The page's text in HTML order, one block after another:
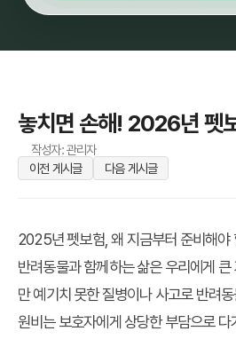
놓치면 손해! 2026년 펫
작성자: 관리자
이전 게시글
다음 게시글
2025년 펫보험, 왜 지금부터 준비해야
반려동물과 함께하는 삶은 우리에게 큰
만 예기치 못한 질병이나 사고로 반려
원비는 보호자에게 상당한 부담으로